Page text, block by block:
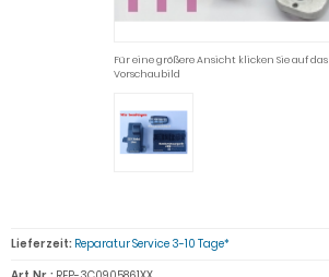
Für eine größere Ansicht klicken Sie auf das
Vorschaubild
Lieferzeit: Reparatur Service 3-10 Tage*